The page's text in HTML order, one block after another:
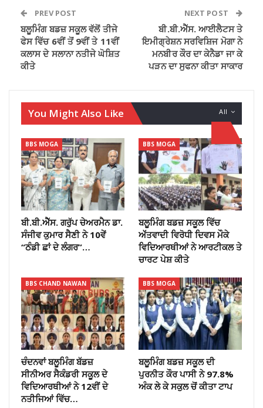
PREV POST
ਬਲੂਮਿੰਗ ਬਡਜ਼ ਸਕੂਲ ਵੱਲੋਂ ਤੀਜੇ
ਫੇਸ ਵਿੱਚ 6ਵੀਂ ਤੋਂ 9ਵੀਂ ਤੇ 11ਵੀਂ
ਕਲਾਸ ਦੇ ਸਲਾਨਾ ਨਤੀਜੇ ਘੋਸ਼ਿਤ
ਕੀਤੇ
NEXT POST
ਬੀ.ਬੀ.ਐੱਸ. ਆਈਲੈਟਸ ਤੇ
ਇਮੀਗ੍ਰੇਸ਼ਨ ਸਰਵਿਸ਼ਿਜ ਮੋਗਾ ਨੇ
ਮਨਬੀਰ ਕੌਰ ਦਾ ਕੇਨੈਡਾ ਜਾ ਕੇ
ਪੜਨ ਦਾ ਸੁਫਨਾ ਕੀਤਾ ਸਾਕਾਰ
All
You Might Also Like
BBS MOGA
ਬੀ.ਬੀ.ਐੱਸ. ਗਰੁੱਪ ਚੇਅਰਮੈਨ ਡਾ.
ਸੰਜੀਵ ਕੁਮਾਰ ਸੈਣੀ ਨੇ 10ਵੇਂ
“ਠੰਡੀ ਛਾਂ ਦੇ ਲੰਗਰ”…
BBS MOGA
ਬਲੂਮਿੰਗ ਬਡਜ਼ ਸਕੂਲ ਵਿੱਚ
ਅੱੱਤਵਾਦੀ ਵਿਰੋਧੀ ਦਿਵਸ ਮੌਕੇ
ਵਿਦਿਆਰਥੀਆਂ ਨੇ ਆਰਟੀਕਲ ਤੇ
ਚਾਰਟ ਪੇਸ਼ ਕੀਤੇ
BBS CHAND NAWAN
ਚੰਦਨਵਾਂ ਬਲੂਮਿੰਗ ਬੱਡਜ਼
ਸੀਨੀਅਰ ਸੈਕੰਡਰੀ ਸਕੂਲ ਦੇ
ਵਿਦਿਆਰਥੀਆਂ ਨੇ 12ਵੀਂ ਦੇ
ਨਤੀਜਿਆਂ ਵਿੱਚ…
BBS MOGA
ਬਲੂਮਿੰਗ ਬਡਜ਼ ਸਕੂਲ ਦੀ
ਪੁਰਨੀਤ ਕੌਰ ਪਾਸੀ ਨੇ 97.8%
ਅੰਕ ਲੇ ਕੇ ਸਕੁਲ ਚੋਂ ਕੀਤਾ ਟਾਪ